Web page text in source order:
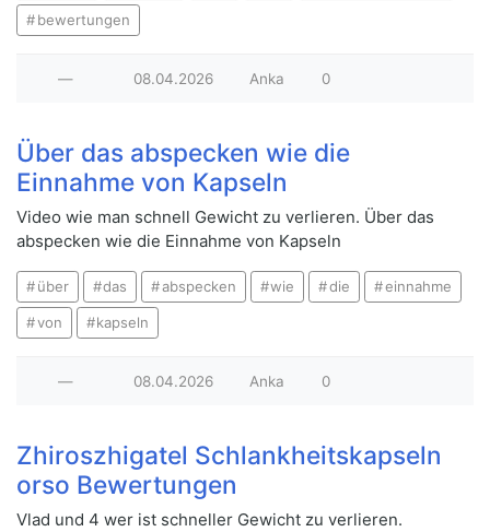
bewertungen
— 08.04.2026 Anka 0
Über das abspecken wie die
Einnahme von Kapseln
Video wie man schnell Gewicht zu verlieren. Über das
abspecken wie die Einnahme von Kapseln
über das abspecken wie die einnahme
von kapseln
— 08.04.2026 Anka 0
Zhiroszhigatel Schlankheitskapseln
orso Bewertungen
Vlad und 4 wer ist schneller Gewicht zu verlieren.